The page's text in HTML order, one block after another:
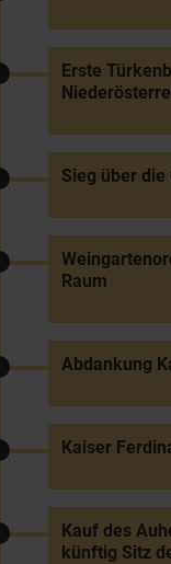
Erste
Sieg über
Raum
Abdankung
Kaiser
Kauf des
künftig Sitz